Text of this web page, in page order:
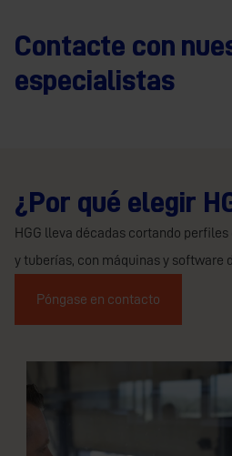
Contacte con
especialistas
¿Por qué elegir
HGG lleva décadas cortando
y tuberías, con máquinas y software
Póngase en contacto